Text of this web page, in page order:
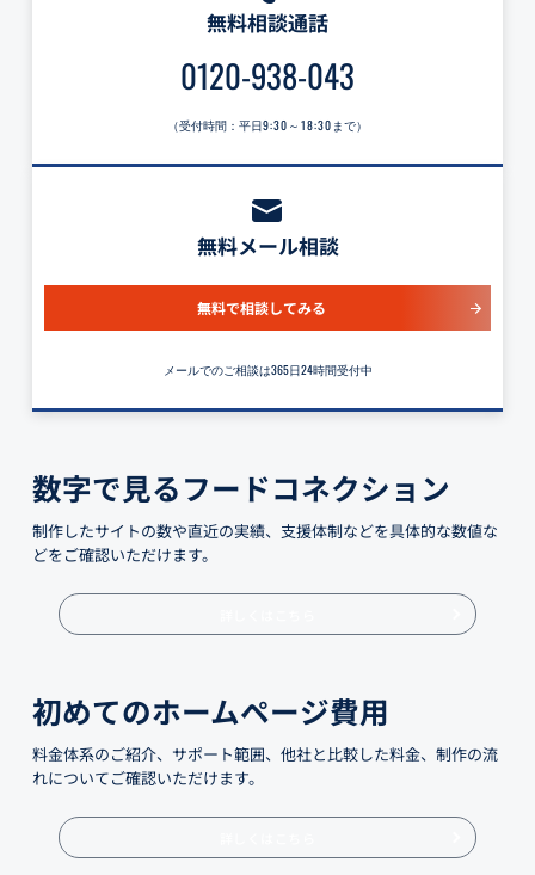
無料相談通話
0120-938-043
（受付時間：平日9:30～18:30 まで）
無料メール相談
無料で相談してみる
メールでのご相談は365日24時間受付中
数字で見るフードコネクション
制作したサイトの数や直近の実績、支援体制などを具体的な数値な
どをご確認いただけます。
初めてのホームページ費用
料金体系のご紹介、サポート範囲、他社と比較した料金、制作の流
れについてご確認いただけます。